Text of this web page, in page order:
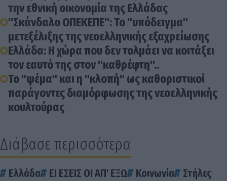
την εθνική οικονομία της Ελλάδας
"Σκάνδαλο ΟΠΕΚΕΠΕ": Το "υπόδειγμα"
μετεξέλιξης της νεοελληνικής εξαχρείωσης
Ελλάδα: Η χώρα που δεν τολμάει να κοιτάξει
τον εαυτό της στον "καθρέφτη"..
Το "ψέμα" και η "κλοπή" ως καθοριστικοί
παράγοντες διαμόρφωσης της νεοελληνικής
κουλτούρας
Διάβασε περισσότερα
Ελλάδα ΕΙ ΕΣΕΙΣ ΟΙ ΑΠ' ΕΞΩ Κοινωνία Στήλες